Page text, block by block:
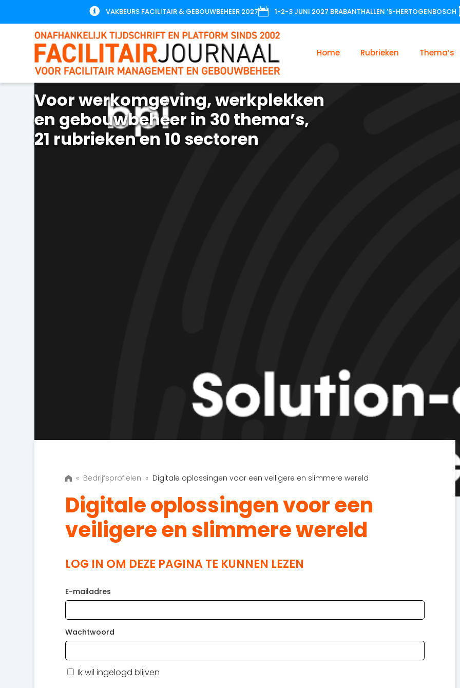
 VAKBEURS FACILITAIR & GEBOUWBEHEER 2027 1-2-3 JUNI 2027 BRABANTHALLEN ’S-HERTOGENBOSCH
Home Rubrieken Thema’s
Voor werkomgeving, werkplekken
en gebouwbeheer in 30 thema’s,
21 rubrieken en 10 sectoren
« Bedrijfsprofielen « Digitale oplossingen voor een veiligere en slimmere wereld
Digitale oplossingen voor een
veiligere en slimmere wereld
LOG IN OM DEZE PAGINA TE KUNNEN LEZEN
E-mailadres
Wachtwoord
Ik wil ingelogd blijven